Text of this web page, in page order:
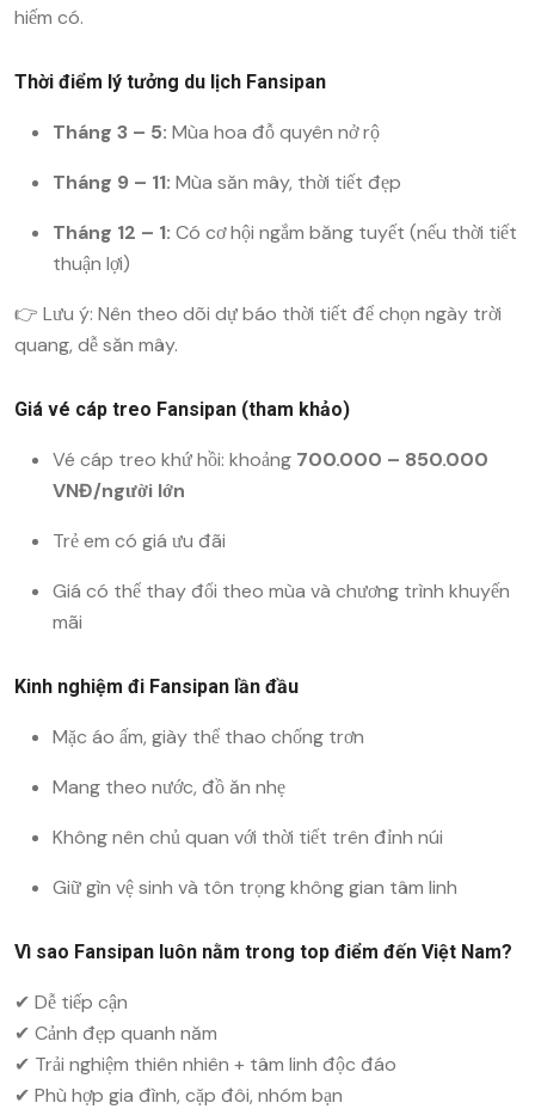
hiếm có.
Thời điểm lý tưởng du lịch Fansipan
Tháng 3 – 5: Mùa hoa đỗ quyên nở rộ
Tháng 9 – 11: Mùa săn mây, thời tiết đẹp
Tháng 12 – 1: Có cơ hội ngắm băng tuyết (nếu thời tiết
thuận lợi)
👉 Lưu ý: Nên theo dõi dự báo thời tiết để chọn ngày trời
quang, dễ săn mây.
Giá vé cáp treo Fansipan (tham khảo)
Vé cáp treo khứ hồi: khoảng 700.000 – 850.000
VNĐ/người lớn
Trẻ em có giá ưu đãi
Giá có thể thay đổi theo mùa và chương trình khuyến
mãi
Kinh nghiệm đi Fansipan lần đầu
Mặc áo ấm, giày thể thao chống trơn
Mang theo nước, đồ ăn nhẹ
Không nên chủ quan với thời tiết trên đỉnh núi
Giữ gìn vệ sinh và tôn trọng không gian tâm linh
Vì sao Fansipan luôn nằm trong top điểm đến Việt Nam?
✔ Dễ tiếp cận
✔ Cảnh đẹp quanh năm
✔ Trải nghiệm thiên nhiên + tâm linh độc đáo
✔ Phù hợp gia đình, cặp đôi, nhóm bạn